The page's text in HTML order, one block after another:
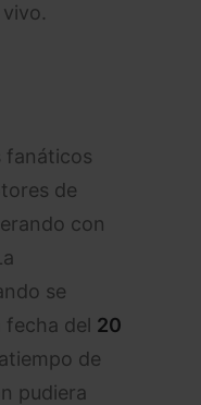
fanáticos
de
con
se
fecha del 20
de
pudiera